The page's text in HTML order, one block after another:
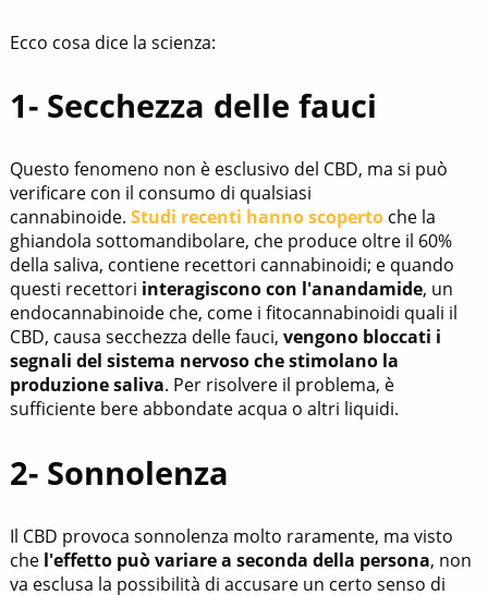
Ecco cosa dice la scienza:
1- Secchezza delle fauci
Questo fenomeno non è esclusivo del CBD, ma si può
verificare con il consumo di qualsiasi
cannabinoide. Studi recenti hanno scopertoche la
ghiandola sottomandibolare, che produce oltre il 60%
della saliva, contiene recettori cannabinoidi; e quando
questi recettori interagiscono con l'anandamide, un
endocannabinoide che, come i fitocannabinoidi quali il
CBD, causa secchezza delle fauci, vengono bloccati i
segnali del sistema nervoso che stimolano la
produzione saliva. Per risolvere il problema, è
sufficiente bere abbondate acqua o altri liquidi.
2- Sonnolenza
Il CBD provoca sonnolenza molto raramente, ma visto
che l'effetto può variare a seconda della persona, non
va esclusa la possibilità di accusare un certo senso di